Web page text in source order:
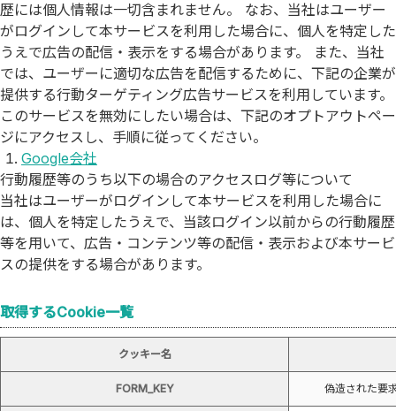
歴には個人情報は一切含まれません。 なお、当社はユーザー
がログインして本サービスを利用した場合に、個人を特定した
うえで広告の配信・表示をする場合があります。 また、当社
では、ユーザーに適切な広告を配信するために、下記の企業が
提供する行動ターゲティング広告サービスを利用しています。
このサービスを無効にしたい場合は、下記のオプトアウトペー
ジにアクセスし、手順に従ってください。
Google会社
行動履歴等のうち以下の場合のアクセスログ等について
当社はユーザーがログインして本サービスを利用した場合に
は、個人を特定したうえで、当該ログイン以前からの行動履歴
等を用いて、広告・コンテンツ等の配信・表示および本サービ
スの提供をする場合があります。
取得するCookie一覧
クッキー名
FORM_KEY 偽造された要